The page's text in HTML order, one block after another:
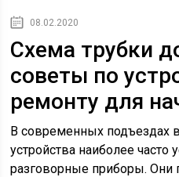
08.02.2020
Схема трубки
советы по
ремонту для
В современных подъездах
устройства наиболее
разговорные приборы. Они